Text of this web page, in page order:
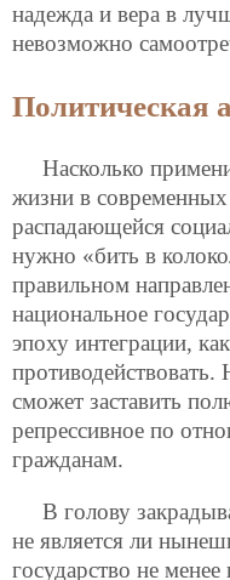
надежда и вера в
невозможно
Политическая
Насколько
жизни в современных
распадающейся
нужно «бить в
правильном
национальное
эпоху интеграции,
противодействовать.
сможет заставить
репрессивное по
гражданам.
В голову
не является ли
государство не